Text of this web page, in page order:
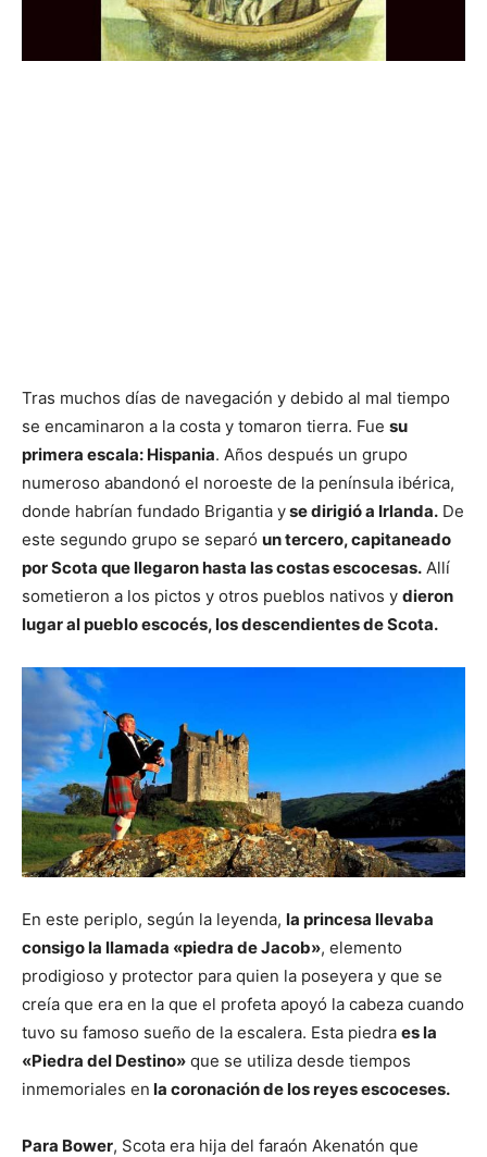
Tras muchos días de navegación y debido al mal tiempo
se encaminaron a la costa y tomaron tierra. Fue su
primera escala: Hispania. Años después un grupo
numeroso abandonó el noroeste de la península ibérica,
donde habrían fundado Brigantia yse dirigió a Irlanda. De
este segundo grupo se separó un tercero, capitaneado
por Scota que llegaron hasta las costas escocesas. Allí
sometieron a los pictos y otros pueblos nativos y dieron
lugar al pueblo escocés, los descendientes de Scota.
En este periplo, según la leyenda, la princesa llevaba
consigo la llamada «piedra de Jacob», elemento
prodigioso y protector para quien la poseyera y que se
creía que era en la que el profeta apoyó la cabeza cuando
tuvo su famoso sueño de la escalera. Esta piedra es la
«Piedra del Destino» que se utiliza desde tiempos
inmemoriales en la coronación de los reyes escoceses.
Para Bower, Scota era hija del faraón Akenatón que